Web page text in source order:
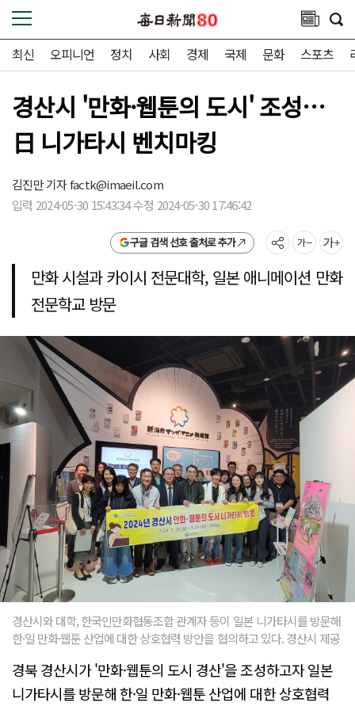
최신 오피니언 정치 사회 경제 국제 문화 스포츠
경산시 '만화·웹툰의 도시' 조성…
日 니가타시 벤치마킹
김진만 기자factk@imaeil.com
입력 2024-05-30 15:43:34 수정 2024-05-30 17:46:42
구글 검색 선호 출처로 추가
만화 시설과 카이시 전문대학, 일본 애니메이션 만화
전문학교 방문
경산시와 대학, 한국인만화협동조합 관계자 등이 일본 니가타시를 방문해
한·일 만화·웹툰 산업에 대한 상호협력 방안을 협의하고 있다. 경산시 제공
경북 경산시가 '만화·웹툰의 도시 경산'을 조성하고자 일본
니가타시를 방문해 한·일 만화·웹툰 산업에 대한 상호협력